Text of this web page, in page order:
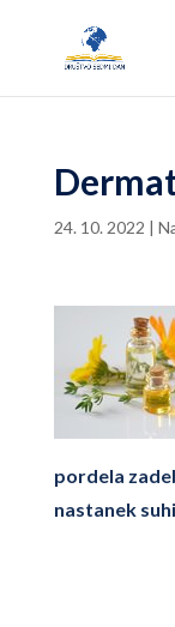
24. 10. 2022 |
pordela
nastanek